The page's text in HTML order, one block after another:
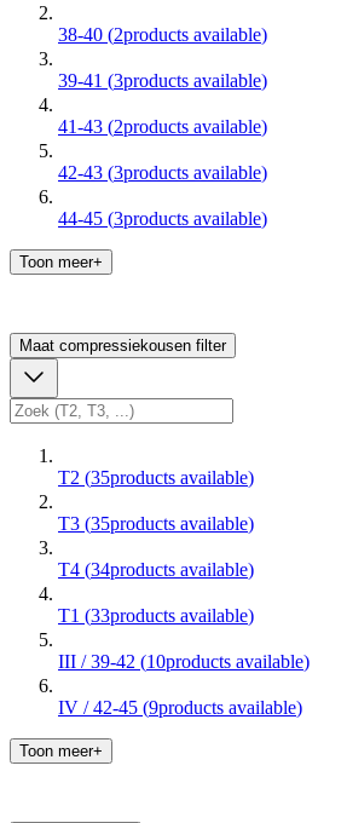
38-40 (2products available)
39-41 (3products available)
41-43 (2products available)
42-43 (3products available)
44-45 (3products available)
Toon meer+
Maat compressiekousen filter
T2 (35products available)
T3 (35products available)
T4 (34products available)
T1 (33products available)
III / 39-42 (10products available)
IV / 42-45 (9products available)
Toon meer+